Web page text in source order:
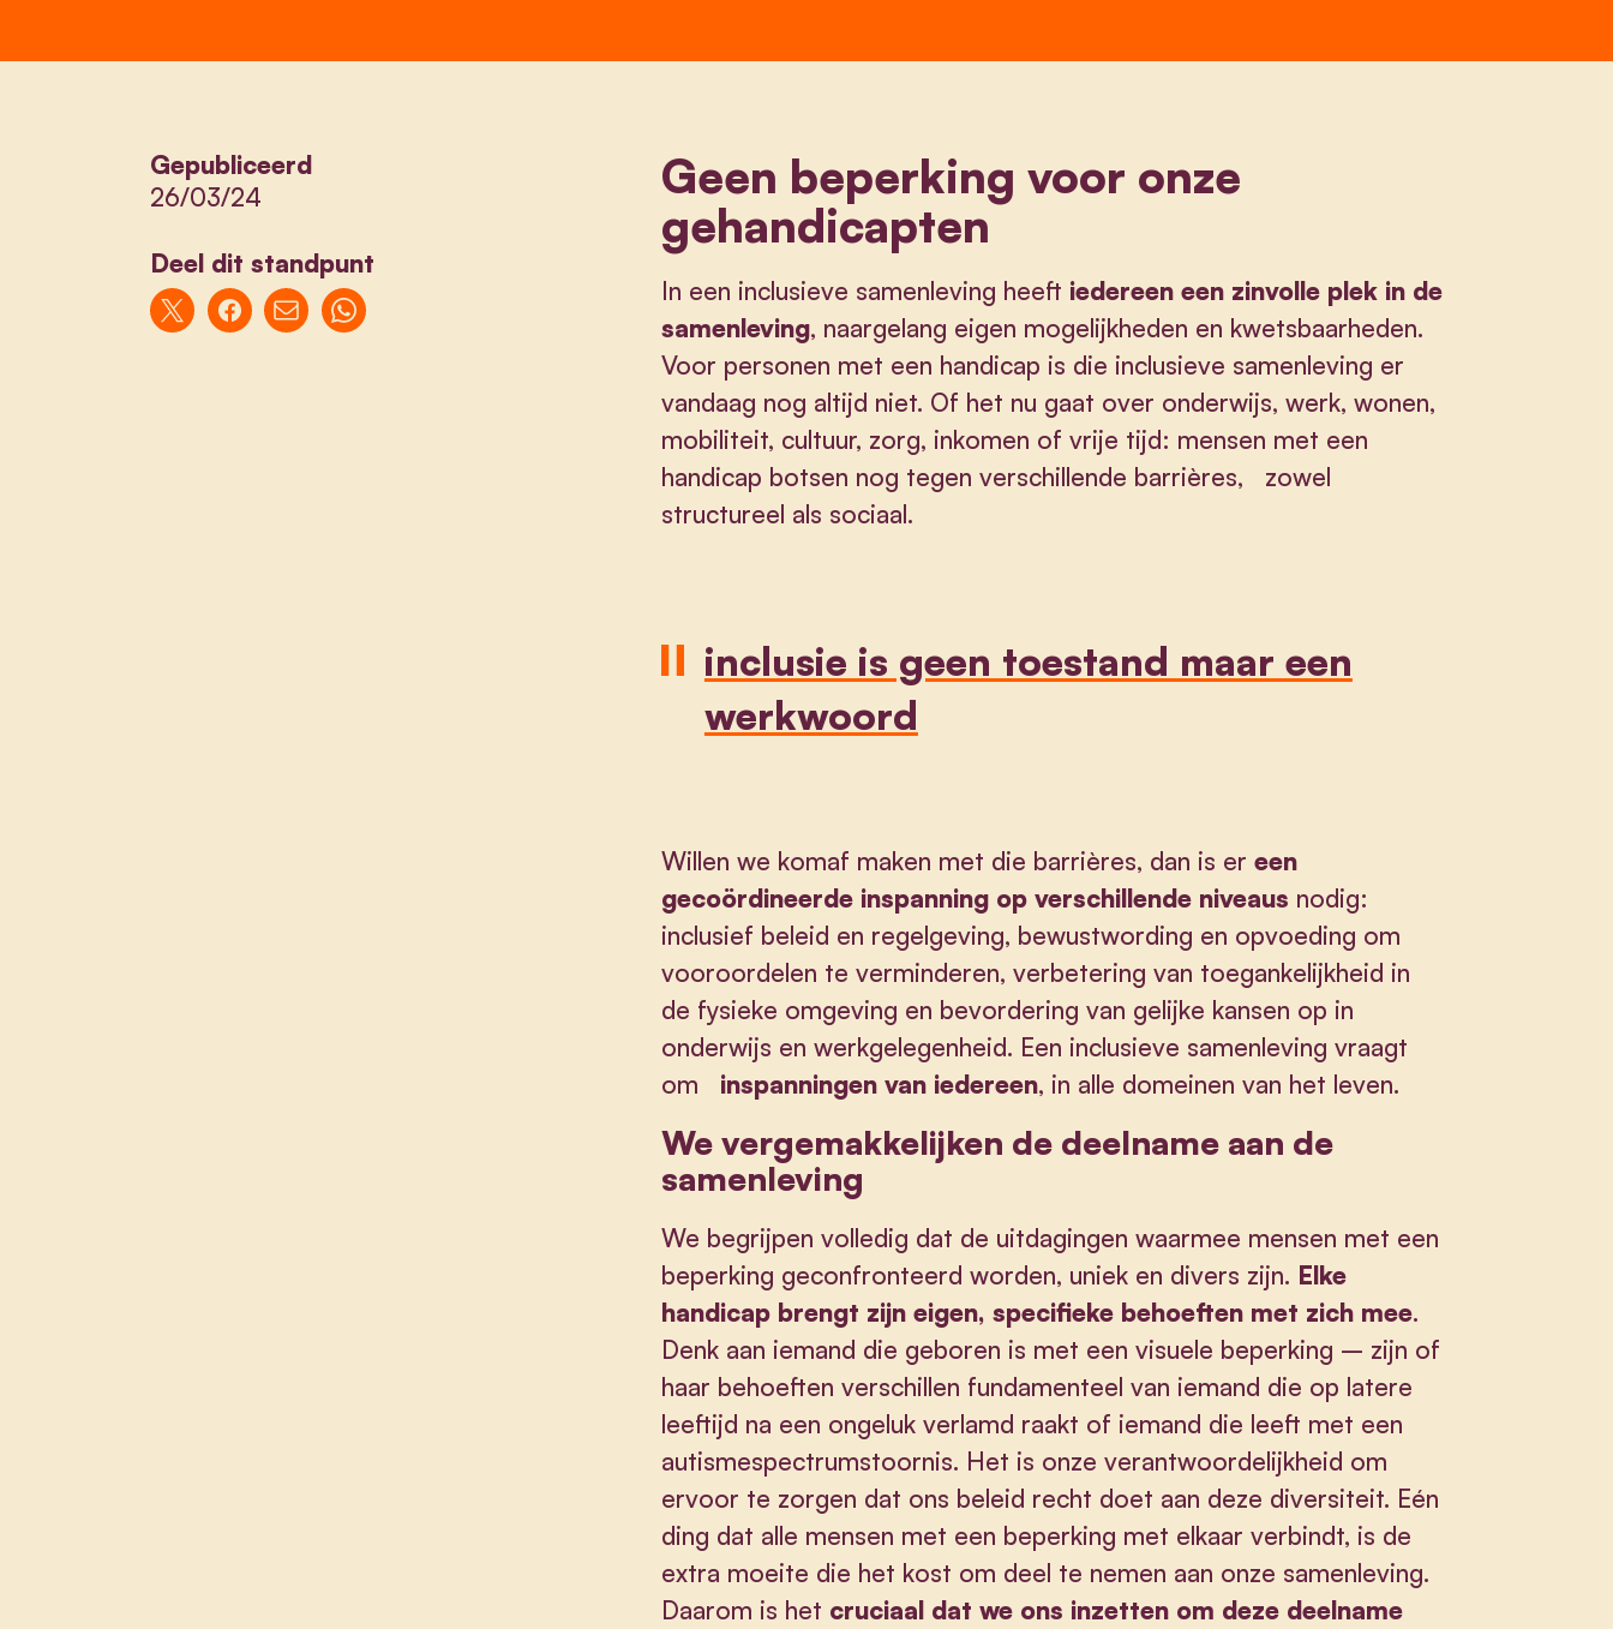
Gepubliceerd
26/03/24
Deel dit standpunt
Geen beperking voor onze
gehandicapten
In een inclusieve samenleving heeft iedereen een zinvolle plek in de
samenleving, naargelang eigen mogelijkheden en kwetsbaarheden.
Voor personen met een handicap is die inclusieve samenleving er
vandaag nog altijd niet. Of het nu gaat over onderwijs, werk, wonen,
mobiliteit, cultuur, zorg, inkomen of vrije tijd: mensen met een
handicap botsen nog tegen verschillende barrières, zowel
structureel als sociaal.
inclusie is geen toestand maar een
werkwoord
Willen we komaf maken met die barrières, dan is ereen
gecoördineerde inspanning op verschillende niveaus nodig:
inclusief beleid en regelgeving, bewustwording en opvoeding om
vooroordelen te verminderen, verbetering van toegankelijkheid in
de fysieke omgeving en bevordering van gelijke kansen op in
onderwijs en werkgelegenheid. Een inclusieve samenleving vraagt
om inspanningen van iedereen, in alle domeinen van het leven.
We vergemakkelijken de deelname aan de
samenleving
We begrijpen volledig dat de uitdagingen waarmee mensen met een
beperking geconfronteerd worden, uniek en divers zijn. Elke
handicap brengt zijn eigen, specifieke behoeften met zich mee.
Denk aan iemand die geboren is met een visuele beperking – zijn of
haar behoeften verschillen fundamenteel van iemand die op latere
leeftijd na een ongeluk verlamd raakt of iemand die leeft met een
autismespectrumstoornis. Het is onze verantwoordelijkheid om
ervoor te zorgen dat ons beleid recht doet aan deze diversiteit. Eén
ding dat alle mensen met een beperking met elkaar verbindt, is de
extra moeite die het kost om deel te nemen aan onze samenleving.
Daarom is het cruciaal dat we ons inzetten om deze deelname